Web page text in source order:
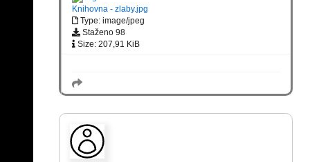
Knihovna - zlaby.jpg
Type: image/jpeg
Staženo 98
Size: 207,91 KiB